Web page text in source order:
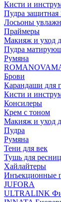
Кисти и
Пудра защитная
Лосьоны
Праймеры
Макияж и уход
Пудра
Румяна
Брови
Карандаши для
Кисти и
Консилеры
Крем с тоном
Макияж и уход
Пудра
Румяна
Тени для век
Тушь для ресниц
Хайлайтеры
Инъекционные
JUFORA
ULTRALINK